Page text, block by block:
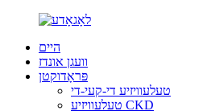
היים
וועגן אונדז
פּראָדוקטן
טעלעוויזיע די-קעי-די
טעלעוויזיע CKD